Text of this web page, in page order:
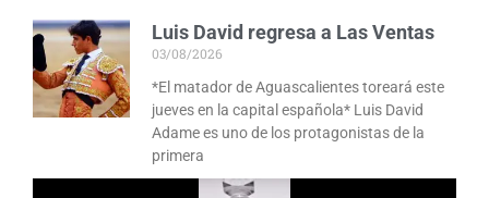
Luis David regresa a Las Ventas
03/08/2026
*El matador de Aguascalientes toreará este
jueves en la capital española* Luis David
Adame es uno de los protagonistas de la
primera